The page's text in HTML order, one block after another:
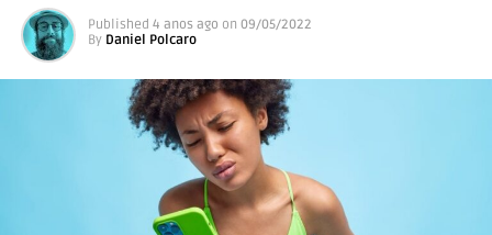
Published 4 anos ago on 09/05/2022
By Daniel Polcaro